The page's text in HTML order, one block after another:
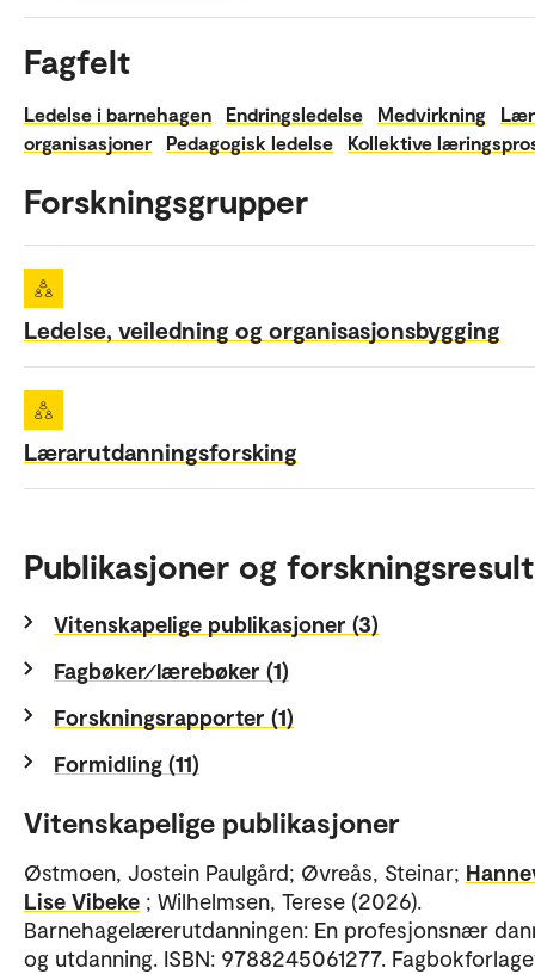
Fagfelt
Ledelse i barnehagen Endringsledelse Medvirkning
organisasjoner
Pedagogisk ledelse Kollektive
Forskningsgrupper
Ledelse, veiledning og organisasjonsbygging
Lærarutdanningsforsking
Publikasjoner og
Vitenskapelige publikasjoner (3)
Fagbøker⁄lærebøker (1)
Forskningsrapporter (1)
Formidling (11)
Vitenskapelige publikasjoner
Østmoen, Jostein Paulgård; Øvreås, Steinar;
Lise Vibeke ; Wilhelmsen, Terese (2026).
Barnehagelærerutdanningen: En profesjonsnær
og utdanning. ISBN: 9788245061277.